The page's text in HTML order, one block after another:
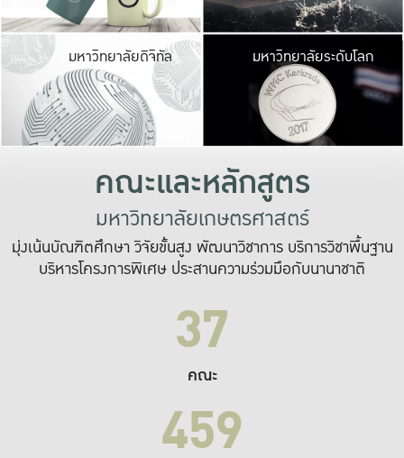
มหาวิทยาลัยดิจิทัล มหาวิ
เปลี่ยนแปลง แล
เพื่อทำง
ระบบสารสนเทศ
มหาวิทยาลัยระดับโลก
คณะและหลักสูตร
มหาวิทยาลัยเกษตรศาสตร์
มุ่งเน้นบัณฑิตศึกษา วิจัยขั้นสูง พัฒนาวิชาการ บริการวิชาพื้นฐาน
บริหารโครงการพิเศษ ประสานความร่วมมือกับนานาชาติ
37
คณะ
459